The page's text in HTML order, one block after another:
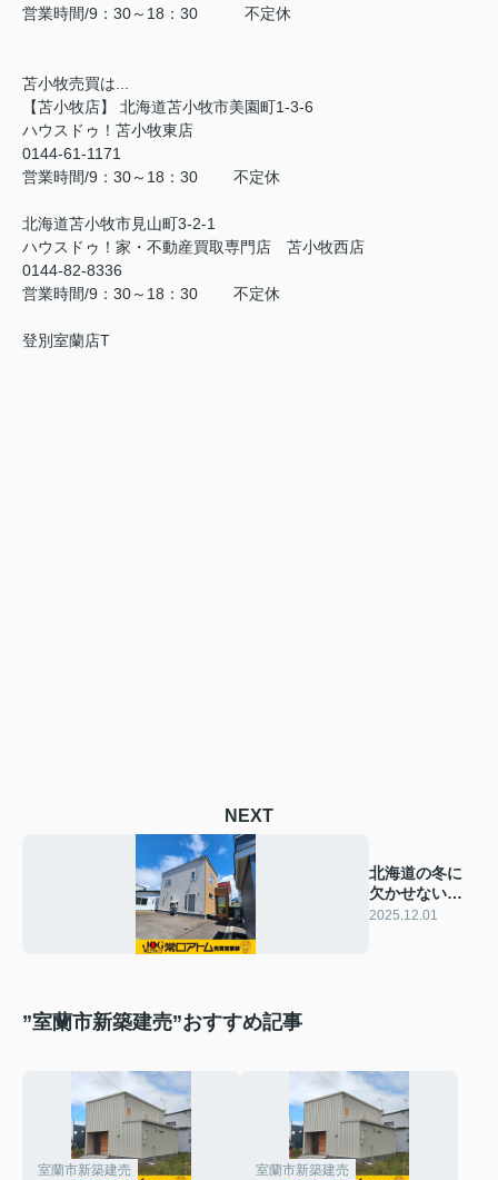
営業時間/9：30～18：30 不定休
苫小牧売買は...
【苫小牧店】 北海道苫小牧市美園町1-3-6
ハウスドゥ！苫小牧東店
0144-61-1171
営業時間/9：30～18：30 不定休
北海道苫小牧市見山町3-2-1
ハウスドゥ！家・不動産買取専門店 苫小牧西店
0144-82-8336
営業時間/9：30～18：30 不定休
登別室蘭店T
NEXT
北海道の冬に
欠かせないア
レ。
2025.12.01
”室蘭市新築建売”おすすめ記事
室蘭市新築建売 室蘭市新築建売